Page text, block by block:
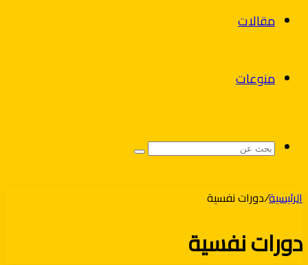
مقالات
منوعات
بحث
الرئيسية/دورات نفسية
دورات نفسية